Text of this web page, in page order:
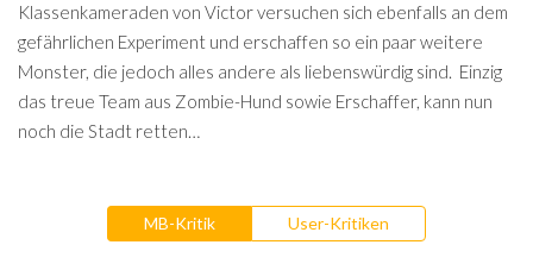
Klassenkameraden von Victor versuchen sich ebenfalls an dem
gefährlichen Experiment und erschaffen so ein paar weitere
Monster, die jedoch alles andere als liebenswürdig sind. Einzig
das treue Team aus Zombie-Hund sowie Erschaffer, kann nun
noch die Stadt retten…
MB-Kritik User-Kritiken